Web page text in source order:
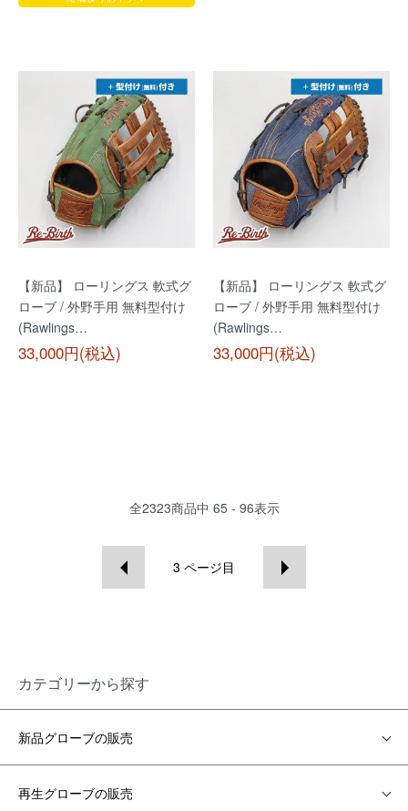
【新品】 ローリングス 軟式グ
ローブ / 外野手用 無料型付け
(Rawlings…
33,000円(税込)
【新品】 ローリングス 軟式グ
ローブ / 外野手用 無料型付け
(Rawlings…
33,000円(税込)
全2323商品中 65 - 96表示
3 ページ目
カテゴリーから探す
新品グローブの販売
再生グローブの販売